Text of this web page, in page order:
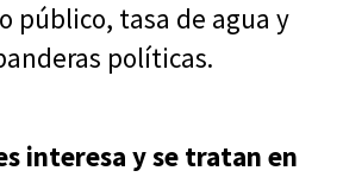
público, tasa de agua y
políticas.
interesa y se tratan en